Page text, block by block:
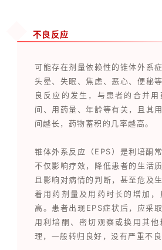
不良反应
可能存在剂量依赖性的锥体外系
头晕、失眠、焦虑、恶心、便秘
良反应的发生，与患者的合并
间、用药量、年龄等有关，且其
间越长，药物蓄积的几率越高。
锥体外系反应（EPS）是利培酮
不仅影响疗效，降低患者的生活
且影响对病情的判断，甚至危及
着用药剂量及用药时长的增加
高。患者出现EPS症状后，应采
用利培酮、密切观察或换用其
理，一般转归良好，没有严重不良